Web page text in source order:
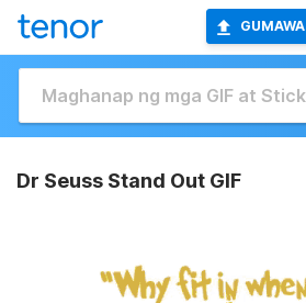
GUMAWA
Dr Seuss Stand Out GIF